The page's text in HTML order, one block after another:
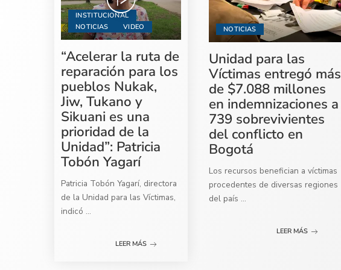
INSTITUCIONAL
NOTICIAS
VIDEO
“Acelerar la ruta de
reparación para los
pueblos Nukak,
Jiw, Tukano y
Sikuani es una
prioridad de la
Unidad”: Patricia
Tobón Yagarí
Patricia Tobón Yagarí, directora
de la Unidad para las Víctimas,
indicó ...
LEER MÁS
NOTICIAS
Unidad para las
Víctimas entregó más
de $7.088 millones
en indemnizaciones a
739 sobrevivientes
del conflicto en
Bogotá
Los recursos benefician a víctimas
procedentes de diversas regiones
del país ...
LEER MÁS